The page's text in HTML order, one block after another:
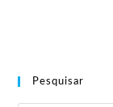
Pesquisar